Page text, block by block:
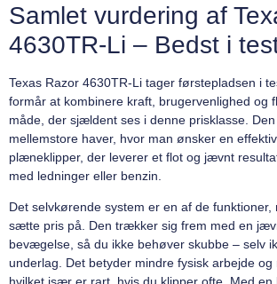
Samlet vurdering af
4630TR-Li – Bedst i
Texas Razor 4630TR-Li tager førstepladsen i
formår at kombinere kraft, brugervenlighed og
måde, der sjældent ses i denne prisklasse.
mellemstore haver, hvor man ønsker en
plæneklipper, der leverer et flot og jævnt
med ledninger eller benzin.
Det selvkørende system er en af de
sætte pris på. Den trækker sig frem med en
bevægelse, så du ikke behøver skubbe – selv
underlag. Det betyder mindre fysisk arbejde og